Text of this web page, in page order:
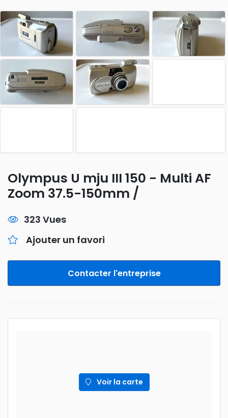
Olympus U mju III 150 - Multi AF
Zoom 37.5-150mm /
323 Vues
Ajouter un favori
Contacter l'entreprise
Voir la carte